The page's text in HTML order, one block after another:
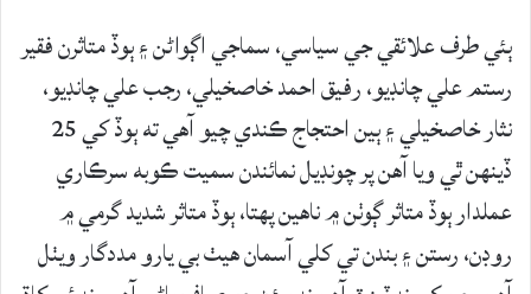
ٻئي طرف علائقي جي سياسي، سماجي اڳواڻن ۽ ٻوڏ متاثرن فقير
رستم علي چانڊيو، رفيق احمد خاصخيلي، رجب علي چانڊيو،
نثار خاصخيلي ۽ ٻين احتجاج ڪندي چيو آهي ته ٻوڏ کي 25
ڏينهن ٿي ويا آھن پر چونڊيل نمائندن سميت ڪوبه سرڪاري
عملدار ٻوڏ متاثر ڳوٺن ۾ ناھين پھتا، ٻوڏ متاثر شديد گرمي ۾
روڊن، رستن ۽ بندن تي کلي آسمان ھيٺ بي يارو مددگار ويٺل